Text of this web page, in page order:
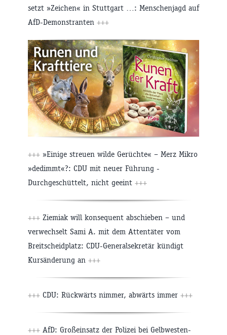
setzt »Zeichen« in Stuttgart …: Menschenjagd auf
AfD-Demonstranten +++
+++ »Einige streuen wilde Gerüchte« – Merz Mikro
»dedimmt«?: CDU mit neuer Führung -
Durchgeschüttelt, nicht geeint +++
+++ Ziemiak will konsequent abschieben – und
verwechselt Sami A. mit dem Attentäter vom
Breitscheidplatz: CDU-Generalsekretär kündigt
Kursänderung an +++
+++ CDU: Rückwärts nimmer, abwärts immer +++
+++ AfD: Großeinsatz der Polizei bei Gelbwesten-